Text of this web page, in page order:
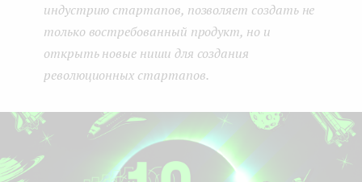
индустрию стартапов, позволяет создать не
только востребованный продукт, но и
открыть новые ниши для создания
революционных стартапов.